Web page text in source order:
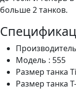
больше 2 танков.
Модель : 555
Размер танка
Размер танка